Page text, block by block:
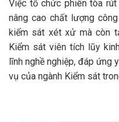
Việc tổ chức phiên tòa
nâng cao chất lượng
kiểm sát xét xử mà còn
Kiểm sát viên tích lũy
lĩnh nghề nghiệp, đáp ứng
vụ của ngành Kiểm sát